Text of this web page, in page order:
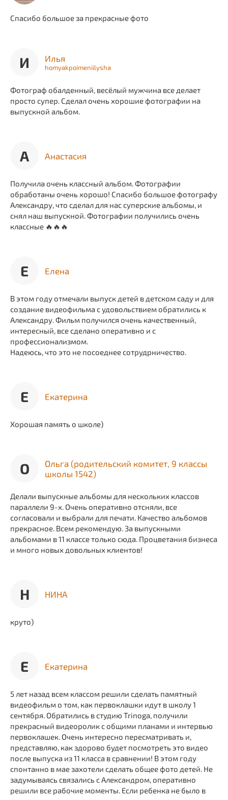
Спасибо большое за прекрасные фото
И Илья
homyakpoimeniilysha
Фотограф обалденный, весёлый мужчина все делает
просто супер. Сделал очень хорошие фотографии на
выпускной альбом.
А Анастасия
Получила очень классный альбом. Фотографии
обработаны очень хорошо! Спасибо большое фотографу
Александру, что сделал для нас суперские альбомы, и
снял наш выпускной. Фотографии получились очень
классные 🔥🔥🔥
Е Елена
В этом году отмечали выпуск детей в детском саду и для
создание видеофильма с удовольствием обратились к
Александру. Фильм получился очень качественный,
интересный, все сделано оперативно и с
профессионализмом.
Надеюсь, что это не посоеднее сотрудрничество.
Е Екатерина
Хорошая память о школе)
О
Ольга (родительский комитет, 9 классы
школы 1542)
Делали выпускные альбомы для нескольких классов
параллели 9-х. Очень оперативно отсняли, все
согласовали и выбрали для печати. Качество альбомов
прекрасное. Всем рекомендую. За выпускными
альбомами в 11 классе только сюда. Процветания бизнеса
и много новых довольных клиентов!
Н НИНА
круто)
Е Екатерина
5 лет назад всем классом решили сделать памятный
видеофильм о том, как первоклашки идут в школу 1
сентября. Обратились в студию Trinoga, получили
прекрасный видеоролик с общими планами и интервью
первоклашек. Очень интересно пересматривать и,
представляю, как здорово будет посмотреть это видео
после выпуска из 11 класса в сравнении! В этом году
спонтанно в мае захотели сделать общее фото детей. Не
задумываясь связались с Александром, оперативно
решили все рабочие моменты. Если ребенка не было в